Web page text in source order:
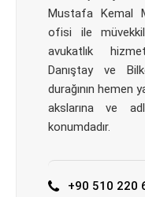
Mustafa Kemal
ofisi ile
avukatlık
Danıştay ve
durağının hemen
akslarına ve
konumdadır.
+90 510 220